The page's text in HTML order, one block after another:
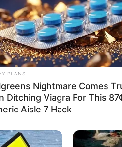
i Portos
i njohur sportiv Monçi. Blerja më e
PLANS
Nightmare Comes
Ditching Viagra For This
Aisle 7 Hack